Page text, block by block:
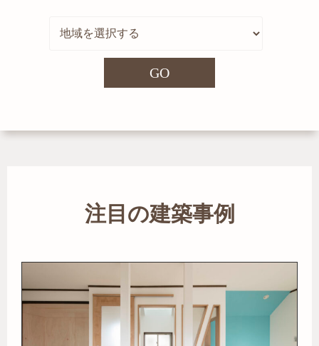
GO
注目の建築事例